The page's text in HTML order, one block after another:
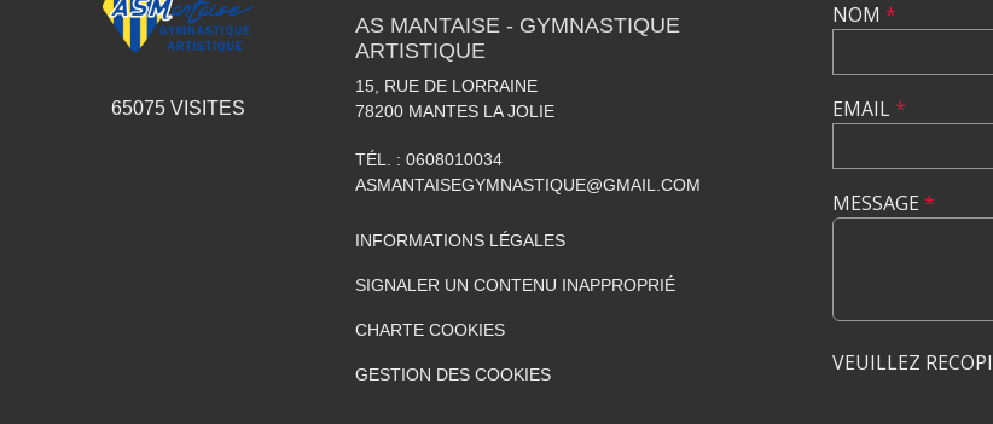
65075VISITES
AS MANTAISE - GYMNASTIQUE
ARTISTIQUE
15, RUE DE LORRAINE
78200 MANTES LA JOLIE
TÉL. : 0608010034
ASMANTAISEGYMNASTIQUE@GMAIL.COM
INFORMATIONS LÉGALES
SIGNALER UN CONTENU INAPPROPRIÉ
CHARTE COOKIES
GESTION DES COOKIES
NOM *
EMAIL*
MESSAGE *
VEUILLEZ